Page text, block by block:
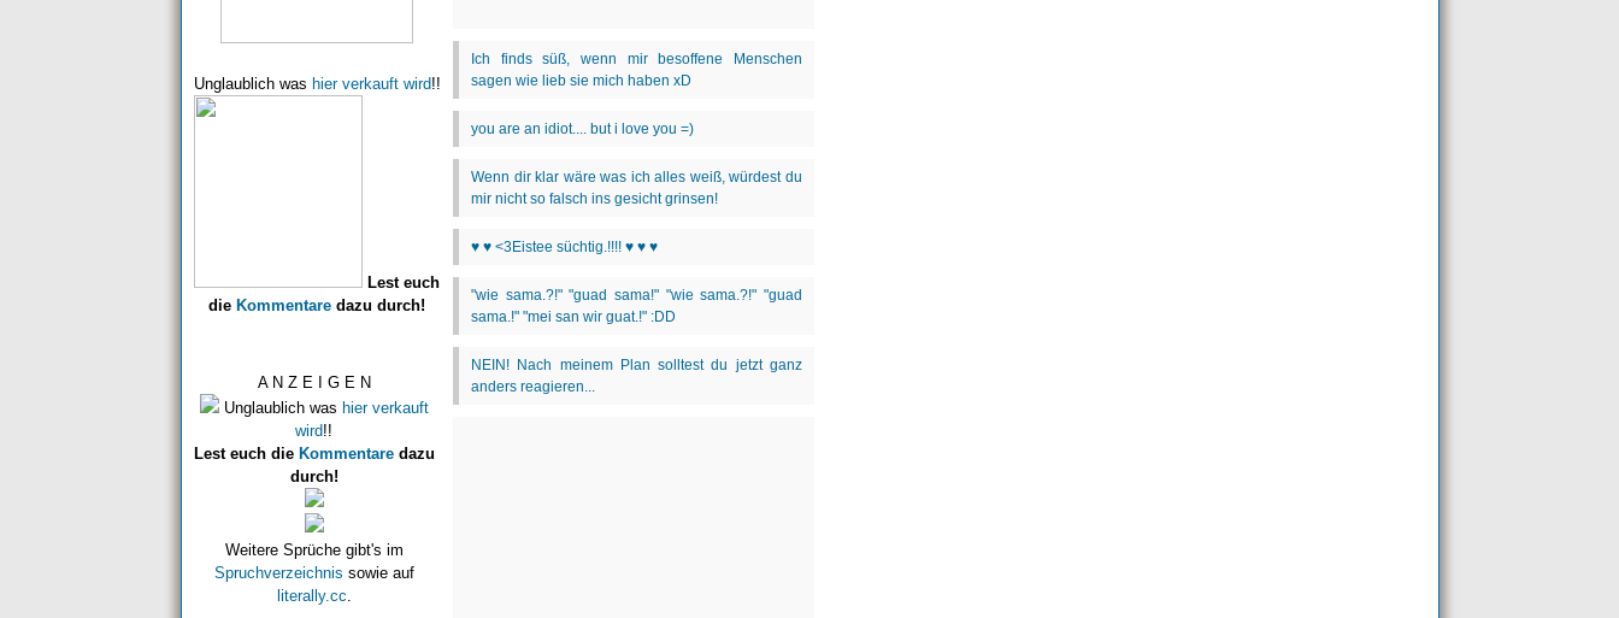
Unglaublich was hier verkauft wird!!
Lest euch
die Kommentare dazu durch!
A N Z E I G E N
Unglaublich was hier verkauft
wird!!
Lest euch die Kommentaredazu
durch!
Weitere Sprüche gibt's im
Spruchverzeichnis sowie auf
literally.cc